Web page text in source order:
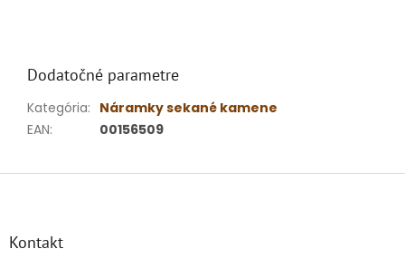
Dodatočné parametre
Kategória: Náramky sekané kamene
EAN: 00156509
Kontakt